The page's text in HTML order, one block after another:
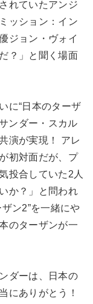
れていたアンジ
ッション：イン
ジョン・ヴォイ
？」と聞く場面
に“日本のターザ
ンダー・スカル
演が実現！ アレ
初対面だが、プ
投合していた2人
か？」と問われ
ン2”を一緒にや
のターザンが一
ダーは、日本の
にありがとう！